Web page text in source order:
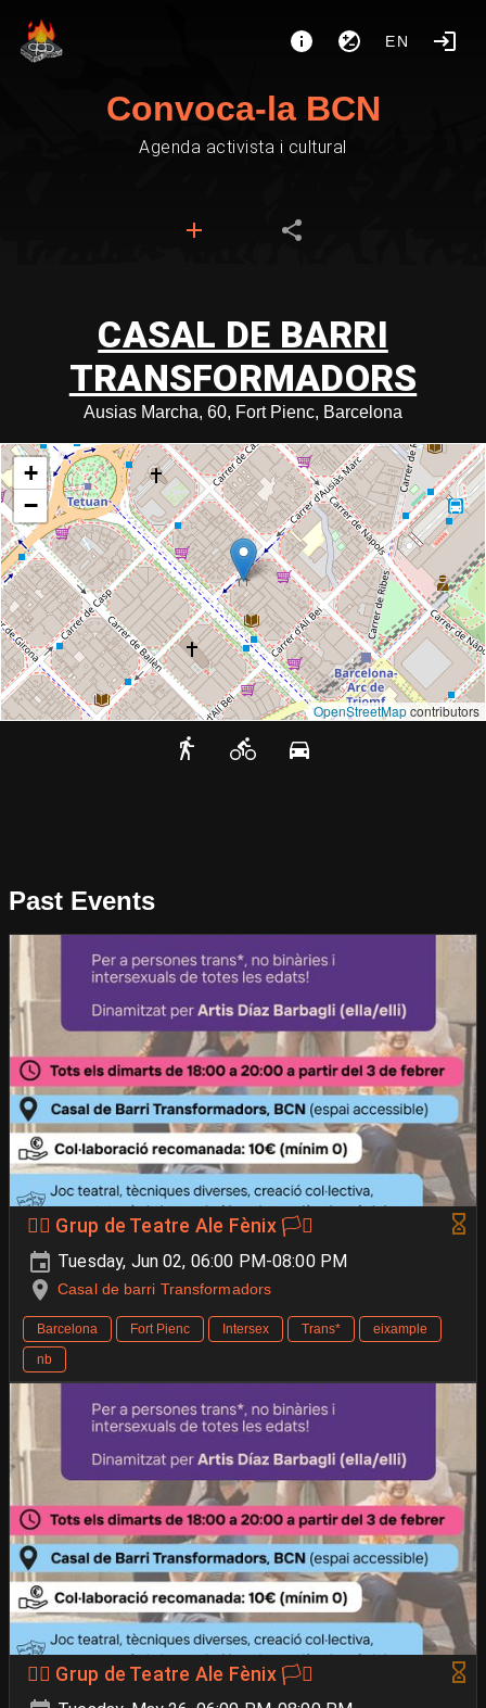
EN
Convoca-la BCN
Agenda activista i cultural
CASAL DE BARRI
TRANSFORMADORS
Ausias Marcha, 60, Fort Pienc, Barcelona
+
−
OpenStreetMapcontributors
Past Events
🐦‍🔥 Grup de Teatre Ale Fènix 🏳️‍⚧️
Tuesday, Jun 02, 06:00 PM-08:00 PM
Casal de barri Transformadors
Barcelona Fort Pienc Intersex Trans*
eixample
nb
🐦‍🔥 Grup de Teatre Ale Fènix 🏳️‍⚧️